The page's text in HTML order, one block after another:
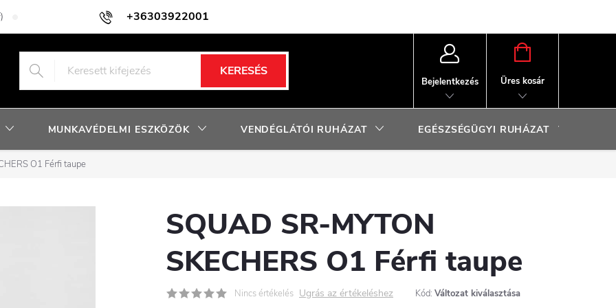
+36303922001
Adatkezelési tájékoztató Facebook nyereményjáték szabályzat
KERESÉS
Bejelentkezés
KOSÁR
Üres kosár
MUNKAVÉDELMI ESZKÖZÖK VENDÉGLÁTÓI RUHÁZAT EGÉSZSÉGÜGYI RUHÁZAT
O1 Férfi taupe
SQUAD SR-MYTON
SKECHERS O1 Férfi taupe
Nincs értékelés Ugrás az értékeléshez Kód: Változat kiválasztása